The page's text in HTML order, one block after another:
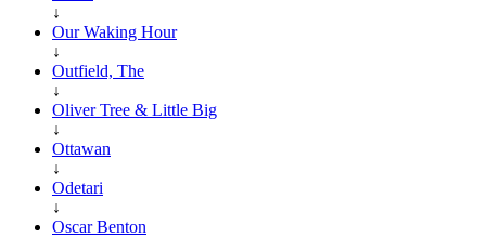
↓
Our Waking Hour
↓
Outfield, The
↓
Oliver Tree & Little Big
↓
Ottawan
↓
Odetari
↓
Oscar Benton